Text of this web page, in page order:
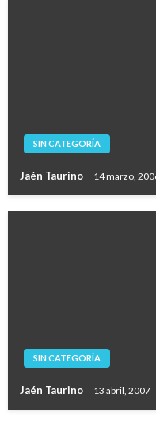
SIN CATEGORÍA
Jaén Taurino 14 marzo,
SIN CATEGORÍA
Jaén Taurino 13 abril, 2007